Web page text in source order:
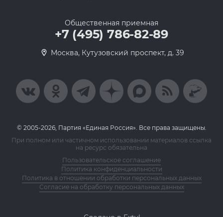
Общественная приемная
+7 (495) 786-82-89
Москва, Кутузовский проспект, д. 39
© 2005-2026, Партия «Единая Россия». Все права защищены.
При полном или частичном использовании материалов ссылка
на ресурс обязательна
Пользовательское соглашение
Политика конфиденциальности
Политика в отношении обработки персональных данных
Согласие на обработку персональных данных